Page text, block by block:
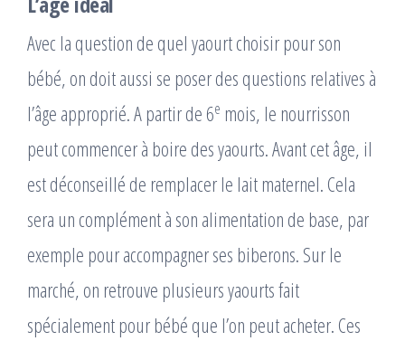
Avec la question de quel yaourt choisir pour son
bébé, on doit aussi se poser des questions relatives à
l’âge approprié. A partir de 6e mois, le nourrisson
peut commencer à boire des yaourts. Avant cet âge, il
est déconseillé de remplacer le lait maternel. Cela
sera un complément à son alimentation de base, par
exemple pour accompagner ses biberons. Sur le
marché, on retrouve plusieurs yaourts fait
spécialement pour bébé que l’on peut acheter. Ces